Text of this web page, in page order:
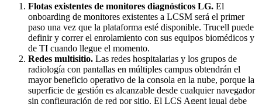
Flotas existentes de monitores diagnósticos LG. El
onboarding de monitores existentes a LCSM será el primer
paso una vez que la plataforma esté disponible. Trucell puede
definir y correr el enrolamiento con sus equipos biomédicos y
de TI cuando llegue el momento.
Redes multisitio. Las redes hospitalarias y los grupos de
radiología con pantallas en múltiples campus obtendrán el
mayor beneficio operativo de la consola en la nube, porque la
superficie de gestión es alcanzable desde cualquier navegador
sin configuración de red por sitio. El LCS Agent igual debe